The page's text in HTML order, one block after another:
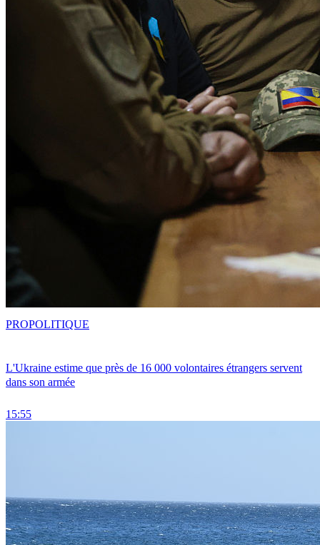
L'Ukraine estime que près de 16 000 volontaires étrangers servent
dans son armée
15:55
PROPOLITIQUE